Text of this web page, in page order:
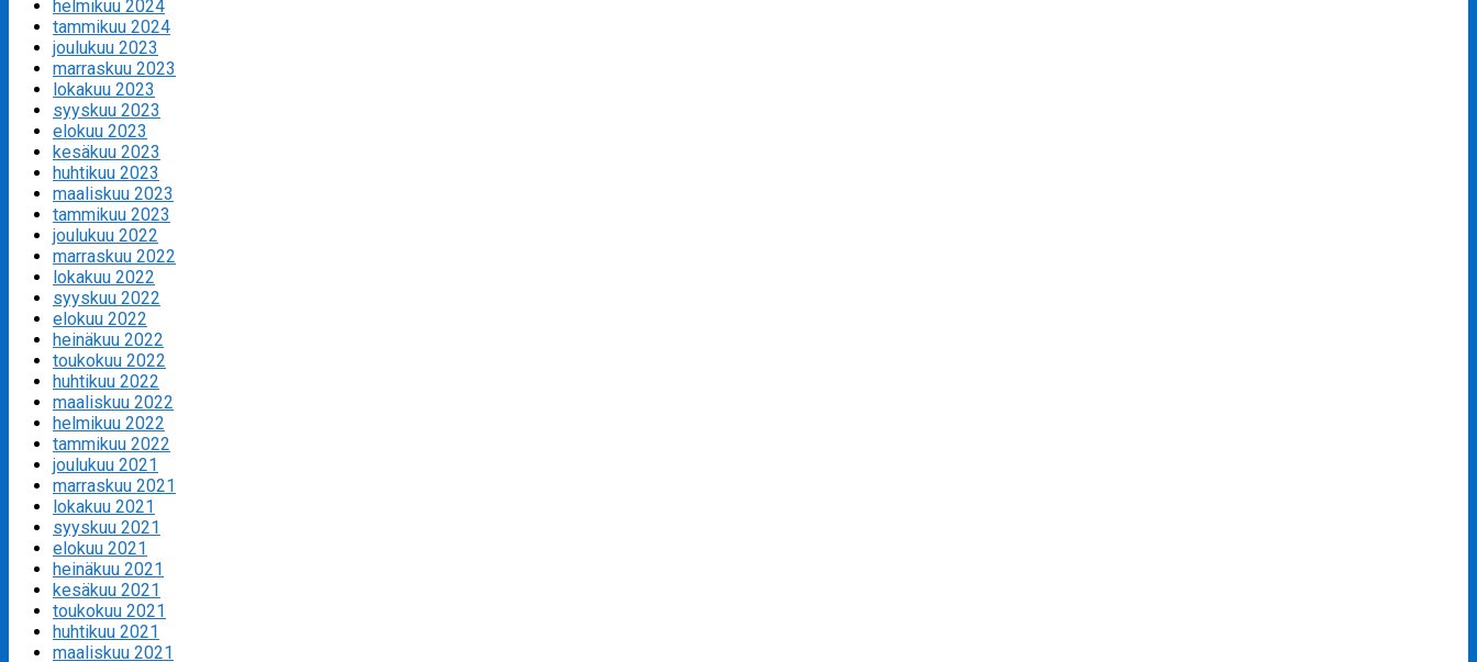
helmikuu 2024
tammikuu 2024
joulukuu 2023
marraskuu 2023
lokakuu 2023
syyskuu 2023
elokuu 2023
kesäkuu 2023
huhtikuu 2023
maaliskuu 2023
tammikuu 2023
joulukuu 2022
marraskuu 2022
lokakuu 2022
syyskuu 2022
elokuu 2022
heinäkuu 2022
toukokuu 2022
huhtikuu 2022
maaliskuu 2022
helmikuu 2022
tammikuu 2022
joulukuu 2021
marraskuu 2021
lokakuu 2021
syyskuu 2021
elokuu 2021
heinäkuu 2021
kesäkuu 2021
toukokuu 2021
huhtikuu 2021
maaliskuu 2021